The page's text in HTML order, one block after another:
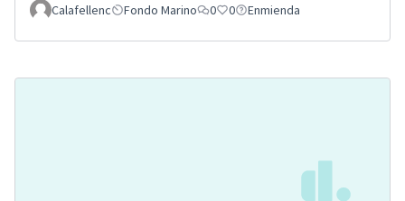
Calafellenc
Fondo Marino 0 0 Enmienda